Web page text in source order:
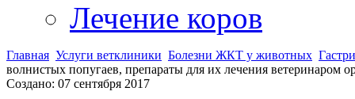
Лечение коров
Главная Услуги ветклиники Болезни ЖКТ у животных
волнистых попугаев, препараты для их лечения ветеринаром
Создано: 07 сентября 2017